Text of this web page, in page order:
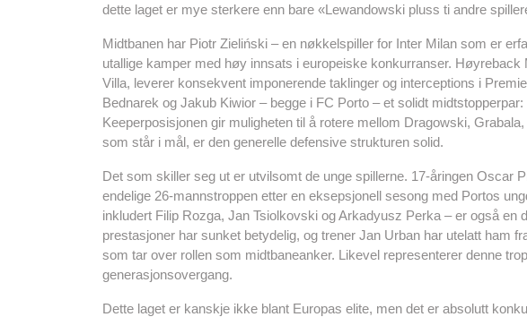
dette laget er mye sterkere enn bare «Lewandowski pluss ti andre
Midtbanen har Piotr Zieliński – en nøkkelspiller for Inter Milan som er
utallige kamper med høy innsats i europeiske konkurranser.
Villa, leverer konsekvent imponerende taklinger og interceptions i
Bednarek og Jakub Kiwior – begge i FC Porto – et solidt
Keeperposisjonen gir muligheten til å rotere mellom Dragowski,
som står i mål, er den generelle defensive strukturen solid.
Det som skiller seg ut er utvilsomt de unge spillerne. 17-åringen Oscar
endelige 26-mannstroppen etter en eksepsjonell sesong med Portos
inkludert Filip Rozga, Jan Tsiolkovski og Arkadyusz Perka – er også en
prestasjoner har sunket betydelig, og trener Jan Urban har utelatt ham
som tar over rollen som midtbaneanker. Likevel representerer denne
generasjonsovergang.
Dette laget er kanskje ikke blant Europas elite, men det er absolutt